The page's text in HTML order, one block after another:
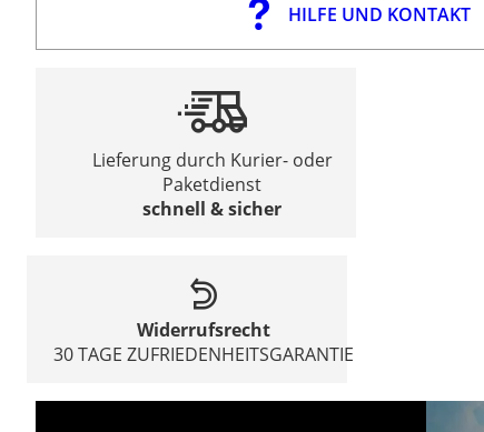
HILFE UND KONTAKT
Lieferung durch Kurier- oder
Paketdienst
schnell & sicher
Widerrufsrecht
30 TAGE ZUFRIEDENHEITSGARANTIE